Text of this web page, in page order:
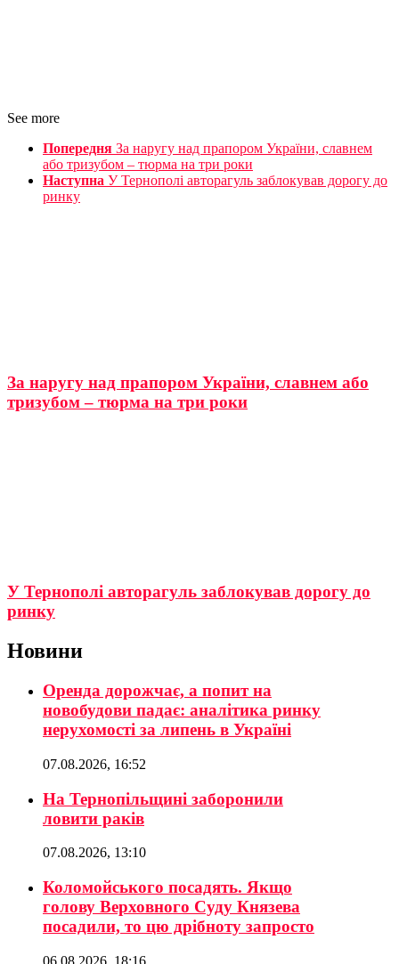
See more
Попередня За наругу над прапором України, славнем
або тризубом – тюрма на три роки
Наступна У Тернополі авторагуль заблокував дорогу до
ринку
За наругу над прапором України, славнем або
тризубом – тюрма на три роки
У Тернополі авторагуль заблокував дорогу до
ринку
Новини
Оренда дорожчає, а попит на
новобудови падає: аналітика ринку
нерухомості за липень в Україні
07.08.2026, 16:52
На Тернопільщині заборонили
ловити раків
07.08.2026, 13:10
Коломойського посадять. Якщо
голову Верховного Суду Князева
посадили, то цю дрібноту запросто
06.08.2026, 18:16